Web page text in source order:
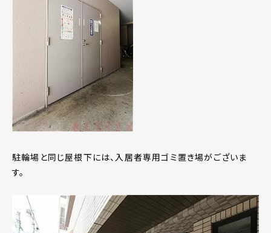
駐輪場と同じ屋根下には、入居者専用ゴミ置き場がございま
す。